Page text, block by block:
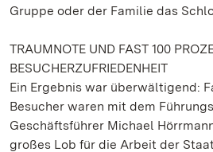
Gruppe oder der Familie das
TRAUMNOTE UND FAST 100
BESUCHERZUFRIEDENHEIT
Ein Ergebnis war überwältigend:
Besucher waren mit dem
Geschäftsführer Michael
großes Lob für die Arbeit der